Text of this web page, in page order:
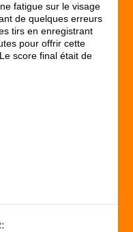
fatigue sur le visage
de quelques erreurs
tirs en enregistrant
pour offrir cette
score final était de